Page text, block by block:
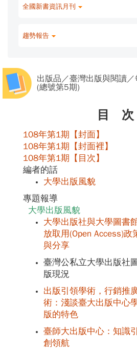
全國新書資訊月刊
趨勢報告
出版品／臺灣出版與閱讀
(總號第5期)
目 次
108年第1期【封面】
108年第1期【封面裡】
108年第1期【目次】
編者的話
大學出版風貌
專題報導
大學出版風貌
大學出版社與大學圖書
放取用(Open Access)政
與分享
臺灣公私立大學出版社
版現況
出版引領學術，行銷推
術：淺談臺大出版中心
版的特色
臺師大出版中心：知識
創領航